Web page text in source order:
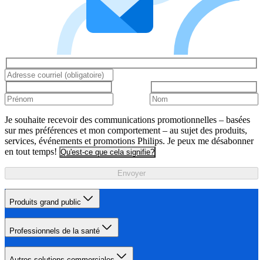
Je souhaite recevoir des communications promotionnelles – basées
sur mes préférences et mon comportement – au sujet des produits,
services, événements et promotions Philips. Je peux me désabonner
en tout temps! Qu'est-ce que cela signifie?
Envoyer
Produits grand public
Professionnels de la santé